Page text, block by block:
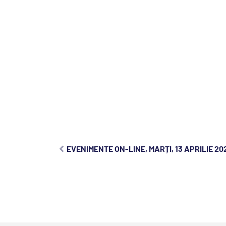
EVENIMENTE ON-LINE, MARȚI, 13 APRILIE